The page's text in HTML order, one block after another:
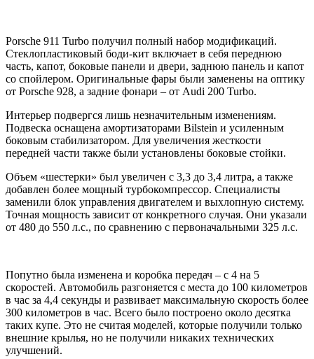
Porsche 911 Turbo получил полный набор модификаций.
Стеклопластиковый боди-кит включает в себя переднюю
часть, капот, боковые панели и двери, заднюю панель и капот
со спойлером. Оригинальные фары были заменены на оптику
от Porsche 928, а задние фонари – от Audi 200 Turbo.
Интерьер подвергся лишь незначительным изменениям.
Подвеска оснащена амортизаторами Bilstein и усиленным
боковым стабилизатором. Для увеличения жесткости
передней части также были установлены боковые стойки.
Объем «шестерки» был увеличен с 3,3 до 3,4 литра, а также
добавлен более мощный турбокомпрессор. Специалисты
заменили блок управления двигателем и выхлопную систему.
Точная мощность зависит от конкретного случая. Они указали
от 480 до 550 л.с., по сравнению с первоначальными 325 л.с.
Попутно была изменена и коробка передач – с 4 на 5
скоростей. Автомобиль разгоняется с места до 100 километров
в час за 4,4 секунды и развивает максимальную скорость более
300 километров в час. Всего было построено около десятка
таких купе. Это не считая моделей, которые получили только
внешние крылья, но не получили никаких технических
улучшений.